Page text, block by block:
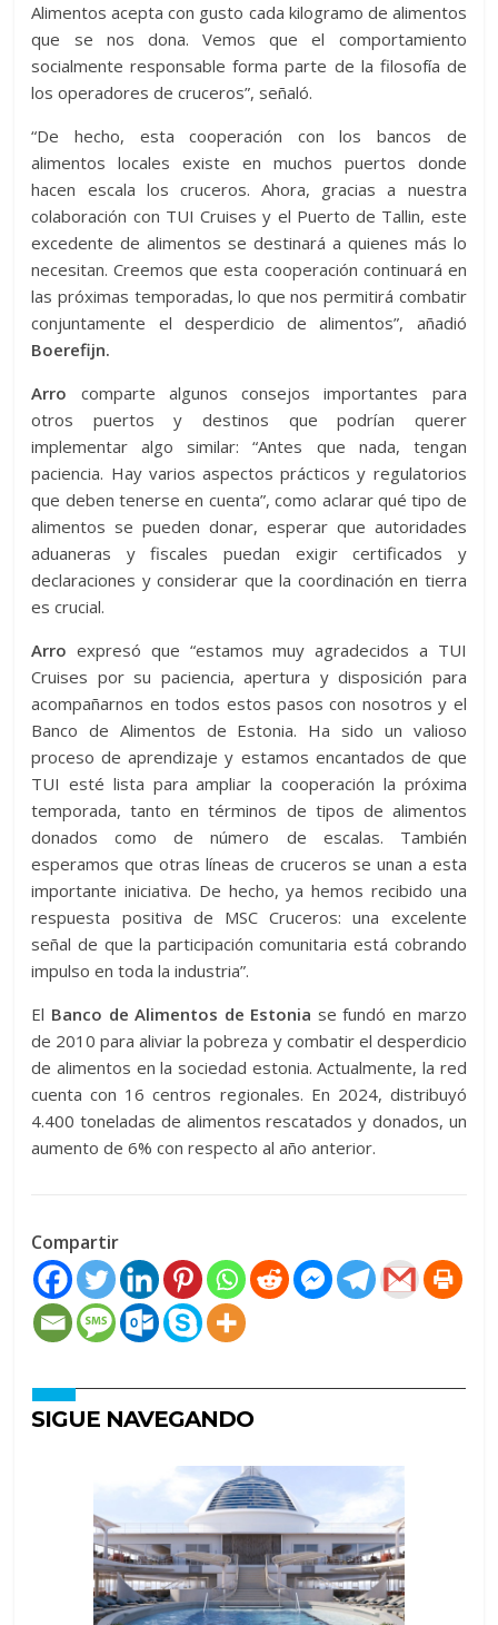
Alimentos acepta con gusto cada kilogramo de alimentos
que se nos dona. Vemos que el comportamiento
socialmente responsable forma parte de la filosofía de
los operadores de cruceros”, señaló.
“De hecho, esta cooperación con los bancos de
alimentos locales existe en muchos puertos donde
hacen escala los cruceros. Ahora, gracias a nuestra
colaboración con TUI Cruises y el Puerto de Tallin, este
excedente de alimentos se destinará a quienes más lo
necesitan. Creemos que esta cooperación continuará en
las próximas temporadas, lo que nos permitirá combatir
conjuntamente el desperdicio de alimentos”, añadió
Boerefijn.
Arro comparte algunos consejos importantes para
otros puertos y destinos que podrían querer
implementar algo similar: “Antes que nada, tengan
paciencia. Hay varios aspectos prácticos y regulatorios
que deben tenerse en cuenta”, como aclarar qué tipo de
alimentos se pueden donar, esperar que autoridades
aduaneras y fiscales puedan exigir certificados y
declaraciones y considerar que la coordinación en tierra
es crucial.
Arroexpresó que “estamos muy agradecidos a TUI
Cruises por su paciencia, apertura y disposición para
acompañarnos en todos estos pasos con nosotros y el
Banco de Alimentos de Estonia. Ha sido un valioso
proceso de aprendizaje y estamos encantados de que
TUI esté lista para ampliar la cooperación la próxima
temporada, tanto en términos de tipos de alimentos
donados como de número de escalas. También
esperamos que otras líneas de cruceros se unan a esta
importante iniciativa. De hecho, ya hemos recibido una
respuesta positiva de MSC Cruceros: una excelente
señal de que la participación comunitaria está cobrando
impulso en toda la industria”.
El Banco de Alimentos de Estonia se fundó en marzo
de 2010 para aliviar la pobreza y combatir el desperdicio
de alimentos en la sociedad estonia. Actualmente, la red
cuenta con 16 centros regionales. En 2024, distribuyó
4.400 toneladas de alimentos rescatados y donados, un
aumento de 6% con respecto al año anterior.
Compartir
SIGUE NAVEGANDO